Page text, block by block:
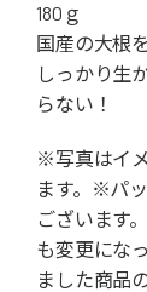
180ｇ
国産の大根
しっかり生
らない！
※写真はイ
ます。※パ
ございます
も変更にな
ました商品